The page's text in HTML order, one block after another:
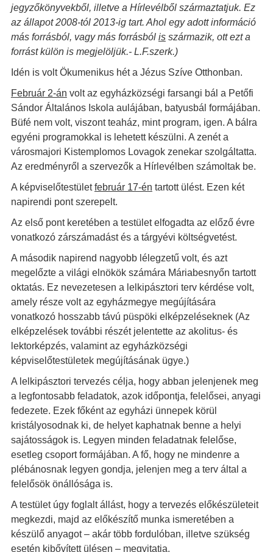
jegyzőkönyvekből, illetve a Hírlevélből származtatjuk. Ez
az állapot 2008-tól 2013-ig tart. Ahol egy adott információ
más forrásból, vagy más forrásból is származik, ott ezt a
forrást külön is megjelöljük.- L.F.szerk.)
Idén is volt Ökumenikus hét a Jézus Szíve Otthonban.
Február 2-án volt az egyházközségi farsangi bál a Petőfi
Sándor Általános Iskola aulájában, batyusbál formájában.
Büfé nem volt, viszont teaház, mint program, igen. A bálra
egyéni programokkal is lehetett készülni. A zenét a
városmajori Kistemplomos Lovagok zenekar szolgáltatta.
Az eredményről a szervezők a Hírlevélben számoltak be.
A képviselőtestületfebruár 17-én tartott ülést. Ezen két
napirendi pont szerepelt.
Az első pont keretében a testület elfogadta az előző évre
vonatkozó zárszámadást és a tárgyévi költségvetést.
A második napirend nagyobb lélegzetű volt, és azt
megelőzte a világi elnökök számára Máriabesnyőn tartott
oktatás. Ez nevezetesen a lelkipásztori terv kérdése volt,
amely része volt az egyházmegye megújítására
vonatkozó hosszabb távú püspöki elképzeléseknek (Az
elképzelések további részét jelentette az akolitus- és
lektorképzés, valamint az egyházközségi
képviselőtestületek megújításának ügye.)
A lelkipásztori tervezés célja, hogy abban jelenjenek meg
a legfontosabb feladatok, azok időpontja, felelősei, anyagi
fedezete. Ezek főként az egyházi ünnepek körül
kristályosodnak ki, de helyet kaphatnak benne a helyi
sajátosságok is. Legyen minden feladatnak felelőse,
esetleg csoport formájában. A fő, hogy ne mindenre a
plébánosnak legyen gondja, jelenjen meg a terv által a
felelősök önállósága is.
A testület úgy foglalt állást, hogy a tervezés előkészületeit
megkezdi, majd az előkészítő munka ismeretében a
készülő anyagot – akár több fordulóban, illetve szükség
esetén kibővített ülésen – megvitatja.